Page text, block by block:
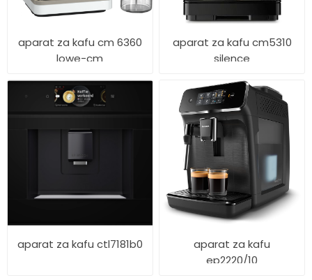
aparat za kafu cm 6360
lowe-cm
aparat za kafu cm5310
silence
aparat za kafu ctl7181b0
aparat za kafu
ep2220/10